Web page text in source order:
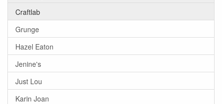
Craftlab
Grunge
Hazel Eaton
Jenine's
Just Lou
Karin Joan